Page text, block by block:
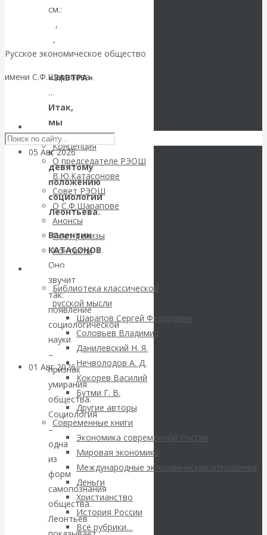
Русское экономическое общество
имени С.Ф.Шарапова
РЭОШ
Концепция
О председателе РЭОШ
В.Ю.Катасонове
Совет РЭОШ
О С.Ф.Шарапове
Анонсы
Пост-релизы
Контакты
Библиотека
Библиотека классической
русской мысли
Шарапов Сергей Федорович
Соловьев Владимир
Данилевский Н. Я.
Нечволодов А. Д.
Кокорев Василий
Бутми Г. В.
Другие авторы
Современные книги
Экономика современной России
Мировая экономика
Международные экономические отношения
Деньги
Христианство
История России
Все рубрики…
Россия
получила
«похабный»
Брестский мир
05 Авг 2026Деньги
Валентин
Катасонов. Еще
раз на тему
блокировки
банковских
счетов
01 Авг 2026Геополитика
ВАлентин
Катасонов.
Саммит НАТО в
Турции: Drang
nach Osten
см.:
,
,
3.
«ЗАВТРА».
…
Итак,
мы
подошли
к
девятому
положению
социологии
Леонтьева.
Валентин
КАТАСОНОВ.
Оно
звучит
так:
появление
социологической
науки
–
признак
умирания
общества.
Социология
–
одна
из
форм
самопознания
общества.
Леонтьев